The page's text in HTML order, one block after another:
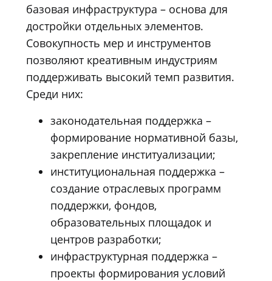
базовая инфраструктура – основа для
достройки отдельных элементов.
Совокупность мер и инструментов
позволяют креативным индустриям
поддерживать высокий темп развития.
Среди них:
законодательная поддержка –
формирование нормативной базы,
закрепление институализации;
институциональная поддержка –
создание отраслевых программ
поддержки, фондов,
образовательных площадок и
центров разработки;
инфраструктурная поддержка –
проекты формирования условий